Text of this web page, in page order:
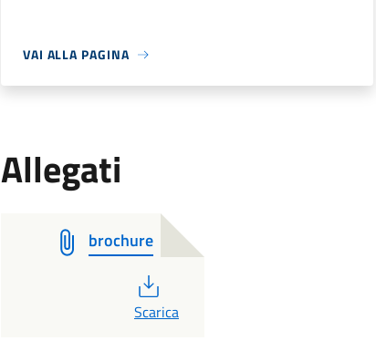
VAI ALLA PAGINA
Allegati
brochure
PDF
Scarica